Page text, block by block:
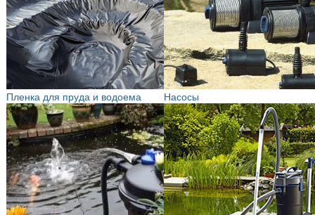
Пленка для пруда и водоема Насосы